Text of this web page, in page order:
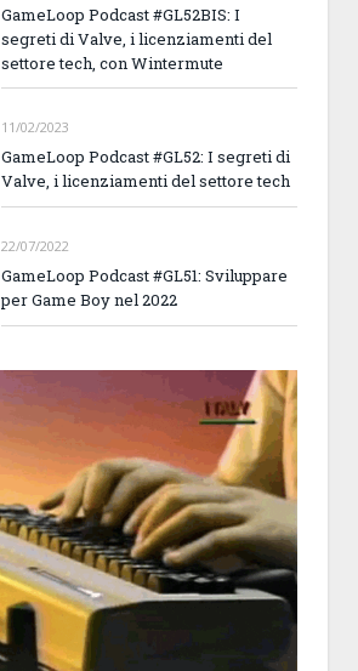
GameLoop Podcast #GL52BIS: I
segreti di Valve, i licenziamenti del
settore tech, con Wintermute
11/02/2023
GameLoop Podcast #GL52: I segreti di
Valve, i licenziamenti del settore tech
22/07/2022
GameLoop Podcast #GL51: Sviluppare
per Game Boy nel 2022